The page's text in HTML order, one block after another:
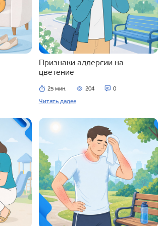
Признаки аллергии на
цветение
25 мин. 204 0
Читать далее